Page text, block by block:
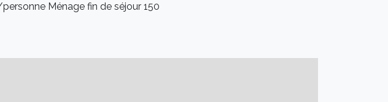
Ménage fin de séjour 150 